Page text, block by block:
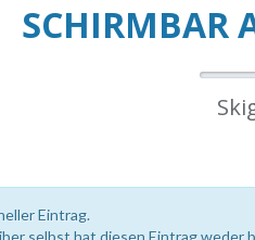
SCHIRMBAR
Eintrag.